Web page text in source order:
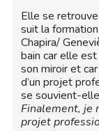
Elle se
suit la
Chapira/
bain car elle
son miroir et
d’un projet
se souvient-
Finalement, je
projet